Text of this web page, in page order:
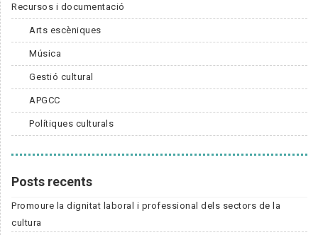
Recursos i documentació
Arts escèniques
Música
Gestió cultural
APGCC
Polítiques culturals
Posts recents
Promoure la dignitat laboral i professional dels sectors de la
cultura